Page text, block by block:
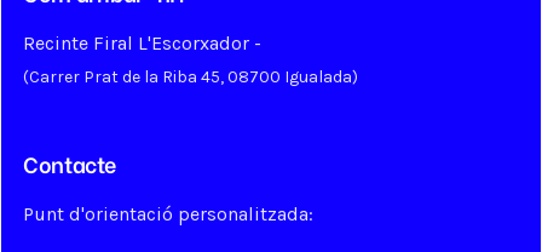
Recinte Firal L'Escorxador -
(Carrer Prat de la Riba 45, 08700 Igualada)
Contacte
Punt d'orientació personalitzada: